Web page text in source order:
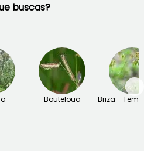
buscas?
Bouteloua Briza -
→